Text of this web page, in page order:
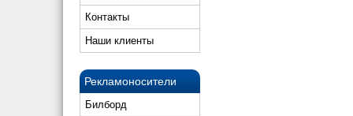
Контакты
Наши клиенты
Рекламоносители
Билборд